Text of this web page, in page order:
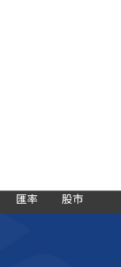
匯率 股市